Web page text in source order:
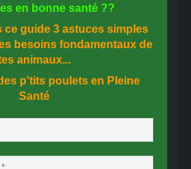
en bonne santé ??
ce guide 3 astuces simples
besoins fondamentaux de
animaux...
p'tits poulets en Pleine
Santé